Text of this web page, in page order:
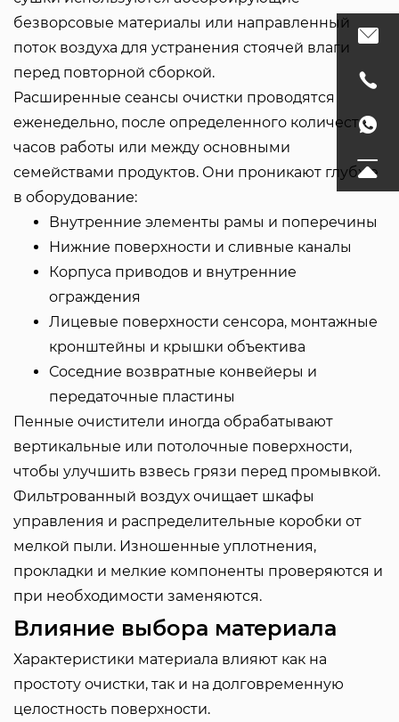
безворсовые материалы или направленный
поток воздуха для устранения стоячей влаги
перед повторной сборкой.
Расширенные сеансы очистки проводятся
еженедельно, после определенного количества
часов работы или между основными
семействами продуктов. Они проникают глубже
в оборудование:
Внутренние элементы рамы и поперечины
Нижние поверхности и сливные каналы
Корпуса приводов и внутренние
ограждения
Лицевые поверхности сенсора, монтажные
кронштейны и крышки объектива
Соседние возвратные конвейеры и
передаточные пластины
Пенные очистители иногда обрабатывают
вертикальные или потолочные поверхности,
чтобы улучшить взвесь грязи перед промывкой.
Фильтрованный воздух очищает шкафы
управления и распределительные коробки от
мелкой пыли. Изношенные уплотнения,
прокладки и мелкие компоненты проверяются и
при необходимости заменяются.
Влияние выбора материала
Характеристики материала влияют как на
простоту очистки, так и на долговременную
целостность поверхности.